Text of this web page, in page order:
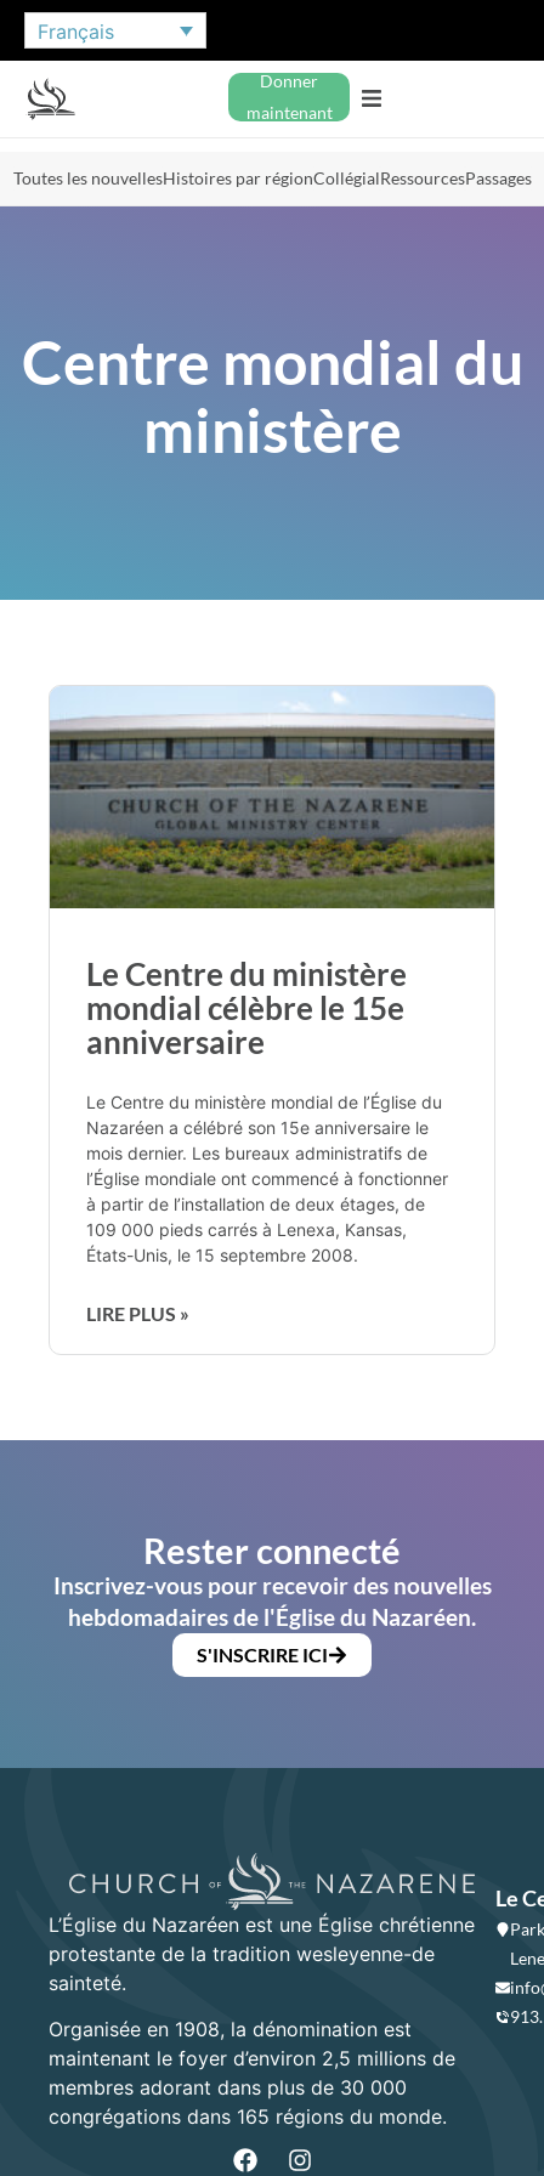
Français
Donner
maintenant
Toutes les nouvellesHistoires par régionCollégialRessourcesPassages
Centre mondial du
ministère
Le Centre du ministère
mondial célèbre le 15e
anniversaire
Le Centre du ministère mondial de l’Église du
Nazaréen a célébré son 15e anniversaire le
mois dernier. Les bureaux administratifs de
l’Église mondiale ont commencé à fonctionner
à partir de l’installation de deux étages, de
109 000 pieds carrés à Lenexa, Kansas,
États-Unis, le 15 septembre 2008.
LIRE PLUS »
Rester connecté
Inscrivez-vous pour recevoir des nouvelles
hebdomadaires de l'Église du Nazaréen.
S'INSCRIRE ICI
L’Église du Nazaréen est une Église chrétienne
protestante de la tradition wesleyenne-de
sainteté.
Organisée en 1908, la dénomination est
maintenant le foyer d’environ 2,5 millions de
membres adorant dans plus de 30 000
congrégations dans 165 régions du monde.
Le